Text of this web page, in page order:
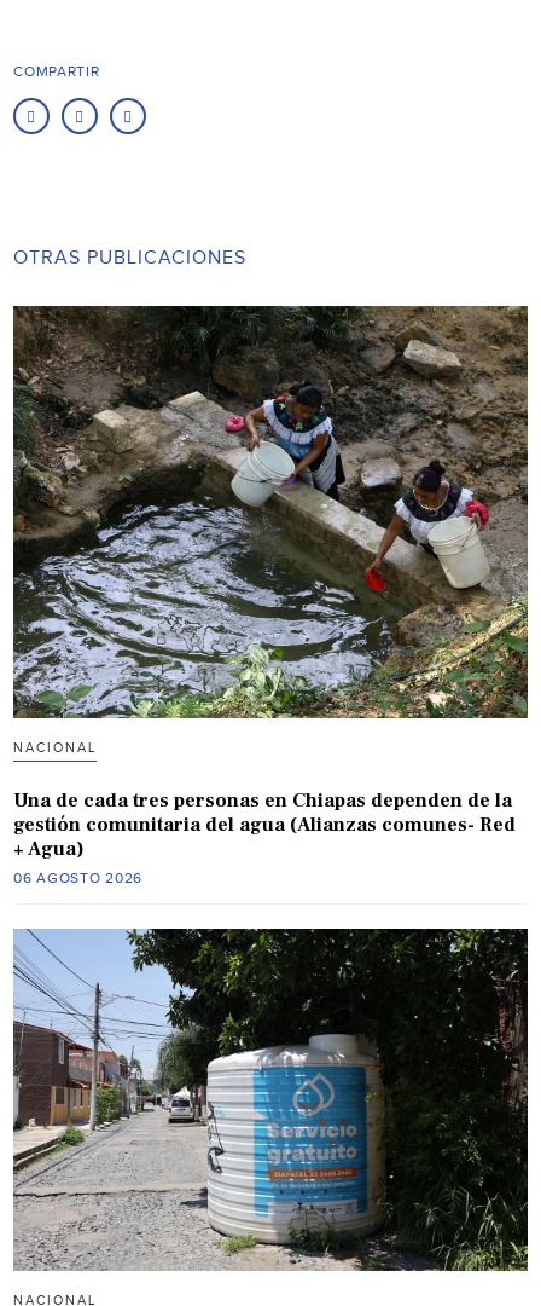
COMPARTIR
OTRAS PUBLICACIONES
NACIONAL
Una de cada tres personas en Chiapas dependen de la
gestión comunitaria del agua (Alianzas comunes- Red
+ Agua)
06 AGOSTO 2026
NACIONAL